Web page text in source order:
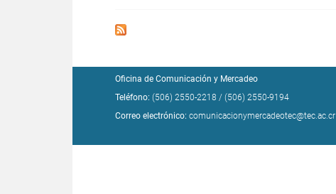
Oficina de Comunicación y Mercadeo
Teléfono: (506) 2550-2218 / (506) 2550-9194
Correo electrónico: comunicacionymercadeotec@tec.ac.cr